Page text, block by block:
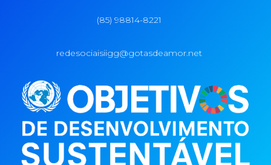
(85) 98814-8221
redesociaisiigg@gotasdeamor.net